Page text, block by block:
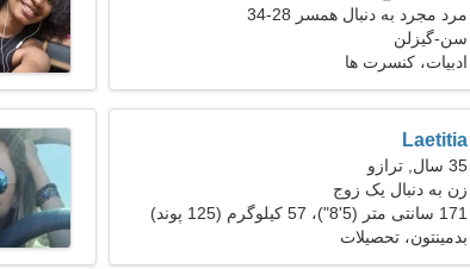
مرد مجرد به دنبال همسر 28-34
سن-گیزلن
ادبیات، کنسرت ها
Laetitia
35 سال, ترازو
زن به دنبال یک زوج
171 سانتی متر (5'8")، 57 کیلوگرم (125 پوند)
بدمینتون، تحصیلات